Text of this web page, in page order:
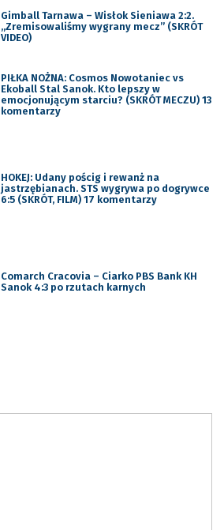
Gimball Tarnawa – Wisłok Sieniawa 2:2.
„Zremisowaliśmy wygrany mecz” (SKRÓT
VIDEO)
PIŁKA NOŻNA: Cosmos Nowotaniec vs
Ekoball Stal Sanok. Kto lepszy w
emocjonującym starciu? (SKRÓT MECZU) 13
komentarzy
HOKEJ: Udany pościg i rewanż na
jastrzębianach. STS wygrywa po dogrywce
6:5 (SKRÓT, FILM) 17 komentarzy
Comarch Cracovia – Ciarko PBS Bank KH
Sanok 4:3 po rzutach karnych